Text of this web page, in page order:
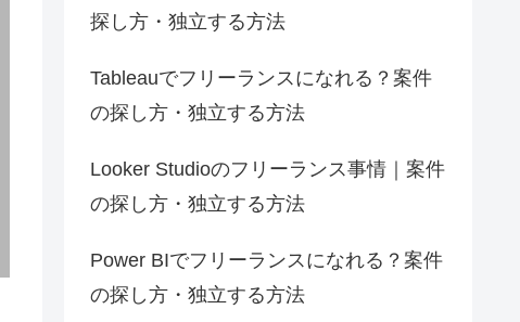
探し方・独立する方法
Tableauでフリーランスになれる？案件
の探し方・独立する方法
Looker Studioのフリーランス事情｜案件
の探し方・独立する方法
Power BIでフリーランスになれる？案件
の探し方・独立する方法